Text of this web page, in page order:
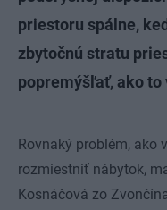
priestoru spálne,
zbytočnú stratu
popremýšľať, ako to
Rovnaký problém, ako
rozmiestniť nábytok,
Kosnáčová zo